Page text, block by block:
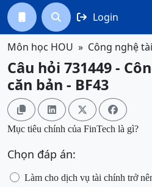
  Login
Môn học HOU Công nghệ
Câu hỏi 731449 -
căn bản - BF43
   
Mục tiêu chính của FinTech là gì?
Chọn đáp án:
Làm cho dịch vụ tài chính trở